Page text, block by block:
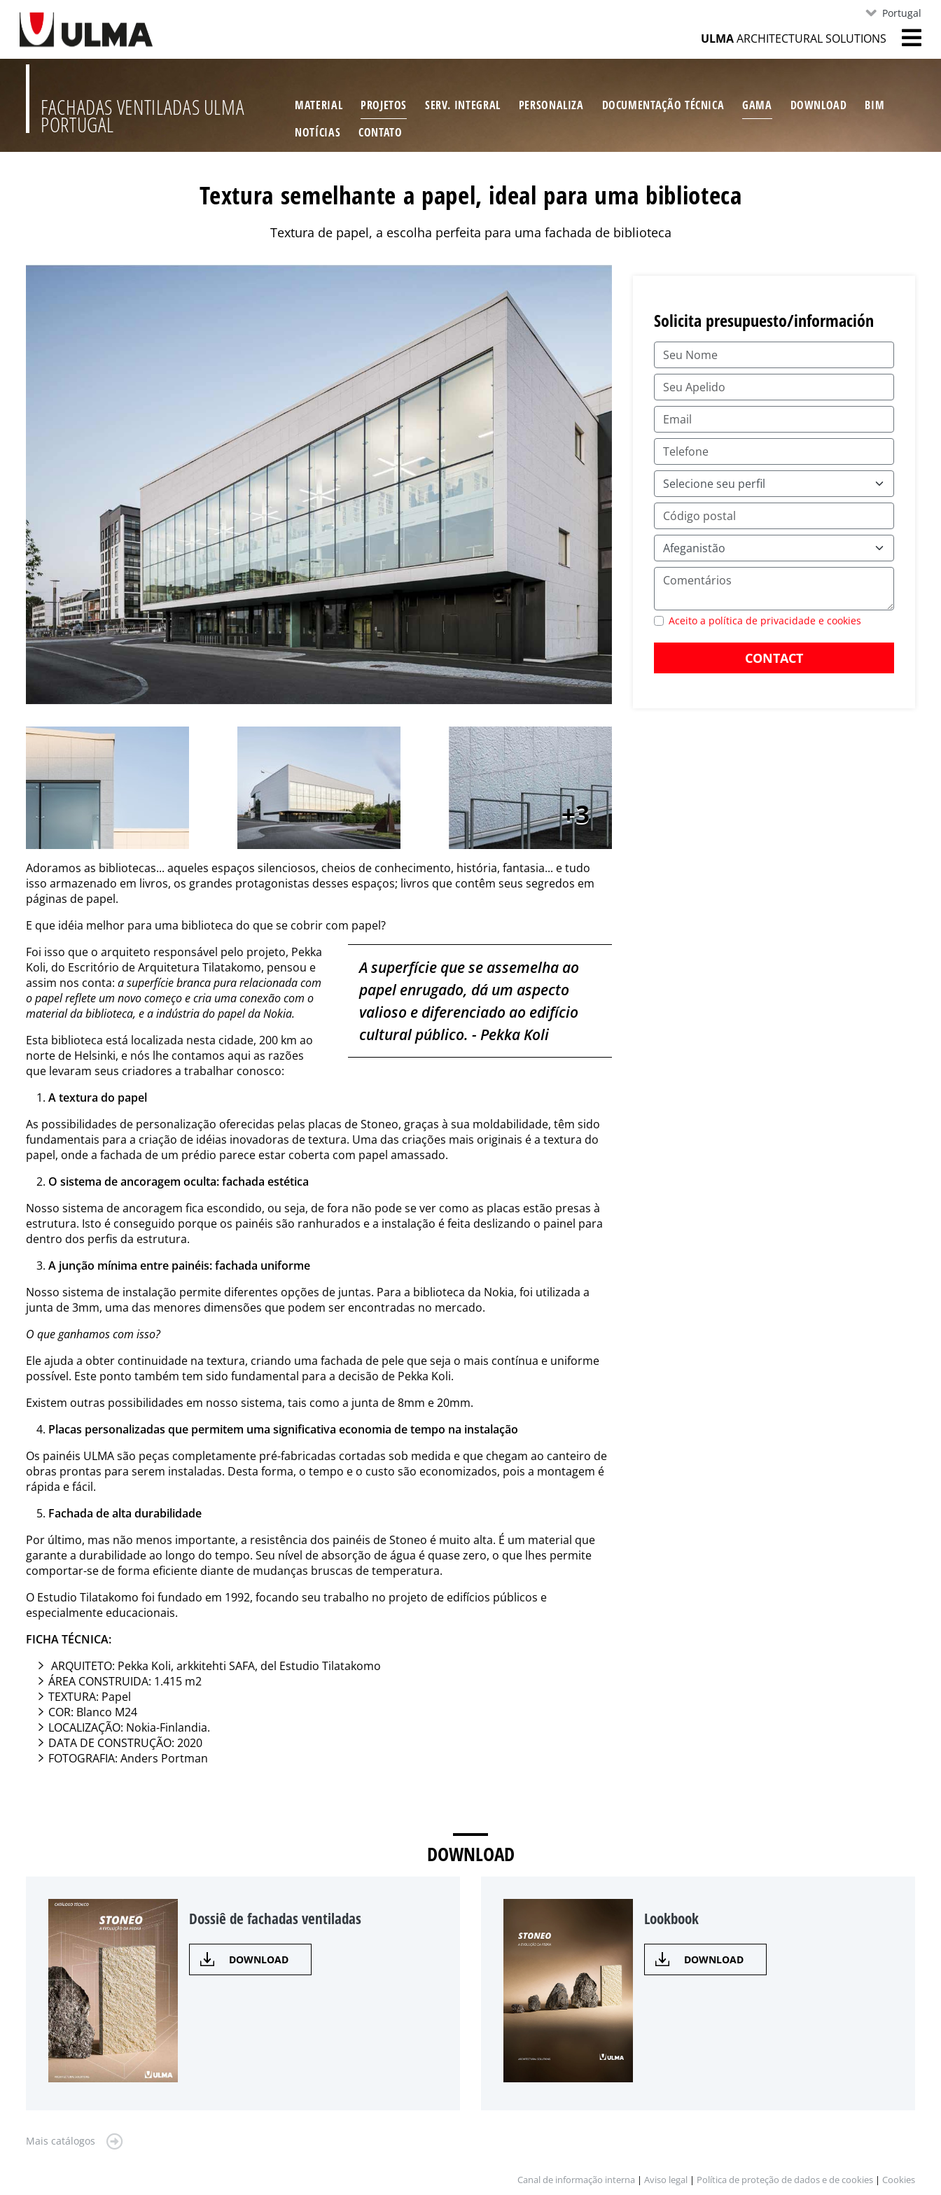
Portugal
ULMAARCHITECTURAL SOLUTIONS
FACHADAS VENTILADAS ULMA
PORTUGAL
MATERIAL PROJETOS SERV. INTEGRAL PERSONALIZA DOCUMENTAÇÃO TÉCNICA GAMA DOWNLOAD
BIM
NOTÍCIAS
CONTATO
Textura semelhante a papel, ideal para uma biblioteca
Textura de papel, a escolha perfeita para uma fachada de biblioteca
3
Adoramos as bibliotecas... aqueles espaços silenciosos, cheios de conhecimento, história, fantasia... e tudo
isso armazenado em livros, os grandes protagonistas desses espaços; livros que contêm seus segredos em
páginas de papel.
E que idéia melhor para uma biblioteca do que se cobrir com papel?
A superfície que se assemelha ao
papel enrugado, dá um aspecto
valioso e diferenciado ao edifício
cultural público. - Pekka Koli
Foi isso que o arquiteto responsável pelo projeto, Pekka
Koli, do Escritório de Arquitetura Tilatakomo, pensou e
assim nos conta: a superfície branca pura relacionada com
o papel reflete um novo começo e cria uma conexão com o
material da biblioteca, e a indústria do papel da Nokia.
Esta biblioteca está localizada nesta cidade, 200 km ao
norte de Helsinki, e nós lhe contamos aqui as razões
que levaram seus criadores a trabalhar conosco:
A textura do papel
As possibilidades de personalização oferecidas pelas placas de Stoneo, graças à sua moldabilidade, têm sido
fundamentais para a criação de idéias inovadoras de textura. Uma das criações mais originais é a textura do
papel, onde a fachada de um prédio parece estar coberta com papel amassado.
O sistema de ancoragem oculta: fachada estética
Nosso sistema de ancoragem fica escondido, ou seja, de fora não pode se ver como as placas estão presas à
estrutura. Isto é conseguido porque os painéis são ranhurados e a instalação é feita deslizando o painel para
dentro dos perfis da estrutura.
A junção mínima entre painéis: fachada uniforme
Nosso sistema de instalação permite diferentes opções de juntas. Para a biblioteca da Nokia, foi utilizada a
junta de 3mm, uma das menores dimensões que podem ser encontradas no mercado.
O que ganhamos com isso?
Ele ajuda a obter continuidade na textura, criando uma fachada de pele que seja o mais contínua e uniforme
possível. Este ponto também tem sido fundamental para a decisão de Pekka Koli.
Existem outras possibilidades em nosso sistema, tais como a junta de 8mm e 20mm.
Placas personalizadas que permitem uma significativa economia de tempo na instalação
Os painéis ULMA são peças completamente pré-fabricadas cortadas sob medida e que chegam ao canteiro de
obras prontas para serem instaladas. Desta forma, o tempo e o custo são economizados, pois a montagem é
rápida e fácil.
Fachada de alta durabilidade
Por último, mas não menos importante, a resistência dos painéis de Stoneo é muito alta. É um material que
garante a durabilidade ao longo do tempo. Seu nível de absorção de água é quase zero, o que lhes permite
comportar-se de forma eficiente diante de mudanças bruscas de temperatura.
O Estudio Tilatakomo foi fundado em 1992, focando seu trabalho no projeto de edifícios públicos e
especialmente educacionais.
FICHA TÉCNICA:
ARQUITETO: Pekka Koli, arkkitehti SAFA, del Estudio Tilatakomo
ÁREA CONSTRUIDA: 1.415 m2
TEXTURA: Papel
COR: Blanco M24
LOCALIZAÇÃO: Nokia-Finlandia.
DATA DE CONSTRUÇÃO: 2020
FOTOGRAFIA: Anders Portman
Solicita presupuesto/información
Aceito a política de privacidade e cookies
CONTACT
DOWNLOAD
Dossiê de fachadas ventiladas
DOWNLOAD
Lookbook
DOWNLOAD
Mais catálogos
Canal de informação interna | Aviso legal | Política de proteção de dados e de cookies | Cookies